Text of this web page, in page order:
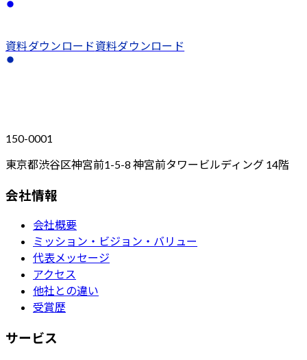
資料ダウンロード 資料ダウンロード
150-0001
東京都渋谷区神宮前1-5-8 神宮前タワービルディング 14階
会社情報
会社概要
ミッション・ビジョン・バリュー
代表メッセージ
アクセス
他社との違い
受賞歴
サービス